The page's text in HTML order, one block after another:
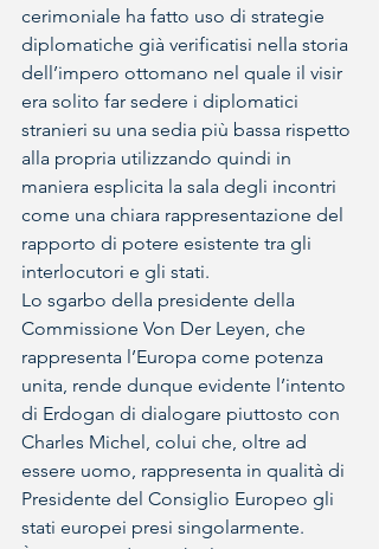
cerimoniale ha fatto uso di strategie
diplomatiche già verificatisi nella storia
dell’impero ottomano nel quale il visir
era solito far sedere i diplomatici
stranieri su una sedia più bassa rispetto
alla propria utilizzando quindi in
maniera esplicita la sala degli incontri
come una chiara rappresentazione del
rapporto di potere esistente tra gli
interlocutori e gli stati.
Lo sgarbo della presidente della
Commissione Von Der Leyen, che
rappresenta l’Europa come potenza
unita, rende dunque evidente l’intento
di Erdogan di dialogare piuttosto con
Charles Michel, colui che, oltre ad
essere uomo, rappresenta in qualità di
Presidente del Consiglio Europeo gli
stati europei presi singolarmente.